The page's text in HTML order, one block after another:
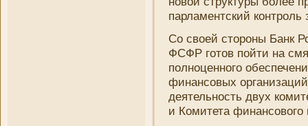
парламентский контроль
Со своей стороны Банк
ФСФР готов пойти на
полноценного
финансовых
деятельность двух
и Комитета финансового